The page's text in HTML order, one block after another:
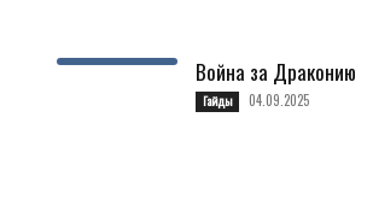
Война за Драконию
Гайды 04.09.2025